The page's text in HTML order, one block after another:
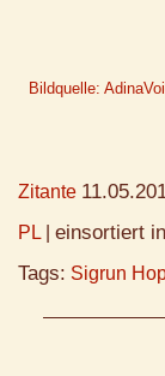
Bildquelle:
Zitante
PL
einsortiert
Tags: Sigrun